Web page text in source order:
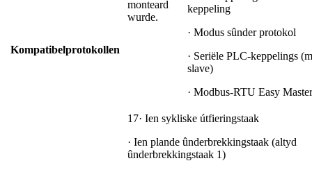
monteard
wurde.
Kompatibelprotokollen
keppeling
· Modus sûnder protokol
· Seriële PLC-keppelings
slave)
· Modbus-RTU Easy Master
17· Ien sykliske útfieringstaak
· Ien plande ûnderbrekkingstaak (altyd
ûnderbrekkingstaak 1)